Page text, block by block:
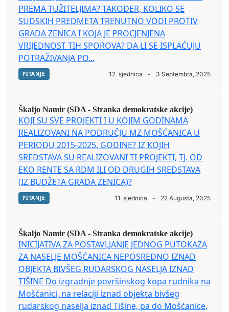
PREMA TUŽITELJIMA? TAKOĐER, KOLIKO SE
SUDSKIH PREDMETA TRENUTNO VODI PROTIV
GRADA ZENICA I KOJA JE PROCJENJENA
VRIJEDNOST TIH SPOROVA? DA LI SE ISPLAĆUJU
POTRAŽIVANJA PO...
PITANJE 12. sjednica - 3 Septembra, 2025
Škaljo Namir (SDA - Stranka demokratske akcije)
KOJI SU SVE PROJEKTI I U KOJIM GODINAMA
REALIZOVANI NA PODRUČJU MZ MOŠĆANICA U
PERIODU 2015-2025. GODINE? IZ KOJIH
SREDSTAVA SU REALIZOVANI TI PROJEKTI, TJ. OD
EKO RENTE SA RDM ILI OD DRUGIH SREDSTAVA
(IZ BUDŽETA GRADA ZENICA)?
PITANJE 11. sjednica - 22 Augusta, 2025
Škaljo Namir (SDA - Stranka demokratske akcije)
INICIJATIVA ZA POSTAVLJANJE JEDNOG PUTOKAZA
ZA NASELJE MOŠĆANICA NEPOSREDNO IZNAD
OBJEKTA BIVŠEG RUDARSKOG NASELJA IZNAD
TIŠINE Do izgradnje površinskog kopa rudnika na
Mošćanici, na relaciji iznad objekta bivšeg
rudarskog naselja iznad Tišine, pa do Mošćanice,